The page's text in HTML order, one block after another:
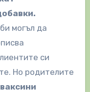
могъл да
си
Но родителите